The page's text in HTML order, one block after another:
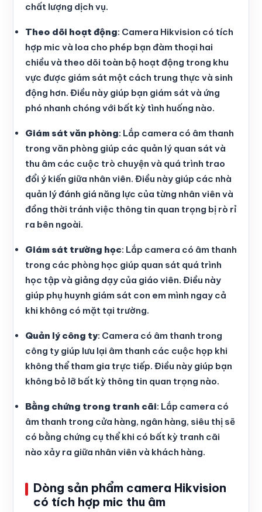
chất lượng dịch vụ.
Theo dõi hoạt động: Camera Hikvision có tích
hợp mic và loa cho phép bạn đàm thoại hai
chiều và theo dõi toàn bộ hoạt động trong khu
vực được giám sát một cách trung thực và sinh
động hơn. Điều này giúp bạn giám sát và ứng
phó nhanh chóng với bất kỳ tình huống nào.
Giám sát văn phòng: Lắp camera có âm thanh
trong văn phòng giúp các quản lý quan sát và
thu âm các cuộc trò chuyện và quá trình trao
đổi ý kiến giữa nhân viên. Điều này giúp các nhà
quản lý đánh giá năng lực của từng nhân viên và
đồng thời tránh việc thông tin quan trọng bị rò rỉ
ra bên ngoài.
Giám sát trường học: Lắp camera có âm thanh
trong các phòng học giúp quan sát quá trình
học tập và giảng dạy của giáo viên. Điều này
giúp phụ huynh giám sát con em mình ngay cả
khi không có mặt tại trường.
Quản lý công ty: Camera có âm thanh trong
công ty giúp lưu lại âm thanh các cuộc họp khi
không thể tham gia trực tiếp. Điều này giúp bạn
không bỏ lỡ bất kỳ thông tin quan trọng nào.
Bằng chứng trong tranh cãi: Lắp camera có
âm thanh trong cửa hàng, ngân hàng, siêu thị sẽ
có bằng chứng cụ thể khi có bất kỳ tranh cãi
nào xảy ra giữa nhân viên và khách hàng.
Dòng sản phẩm camera Hikvision
có tích hợp mic thu âm